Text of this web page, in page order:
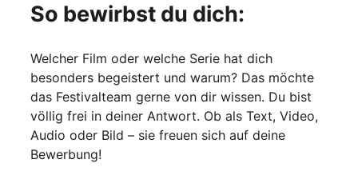
So bewirbst du dich:
Welcher Film oder welche Serie hat dich
besonders begeistert und warum? Das möchte
das Festivalteam gerne von dir wissen. Du bist
völlig frei in deiner Antwort. Ob als Text, Video,
Audio oder Bild – sie freuen sich auf deine
Bewerbung!